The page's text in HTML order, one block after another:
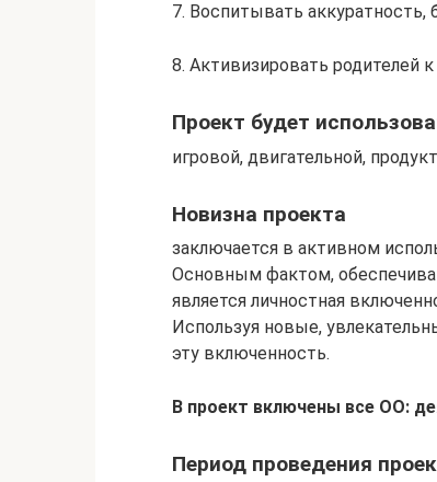
7. Воспитывать
8. Активизировать родителей
Проект будет
игровой, двигательной,
Новизна проекта
заключается в активном
Основным фактом,
является личностная
Используя новые,
эту включенность.
В проект включены все ОО:
Период проведения